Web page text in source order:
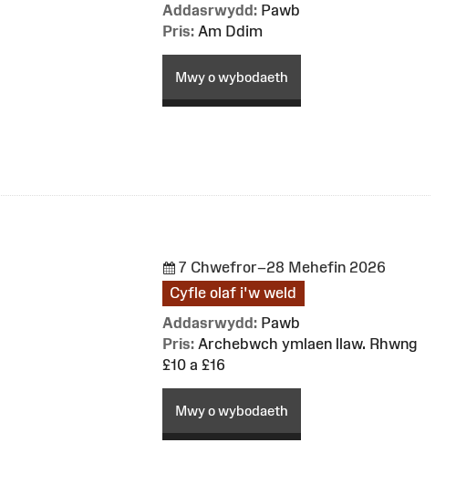
Addasrwydd: Pawb
Pris: Am Ddim
Mwy o wybodaeth
7 Chwefror–28 Mehefin 2026
Cyfle olaf i'w weld
Addasrwydd: Pawb
Pris: Archebwch ymlaen llaw. Rhwng
£10 a £16
Mwy o wybodaeth